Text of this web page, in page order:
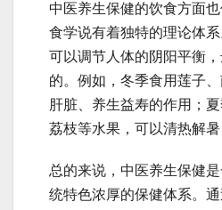
中医养生保健的饮食方面
食学说有着独特的理论体系
可以调节人体的阴阳平衡
的。例如，冬季食用莲子
肝脏、养生益寿的作用；
荔枝等水果，可以清热解暑
总的来说，中医养生保健
统特色浓厚的保健体系。